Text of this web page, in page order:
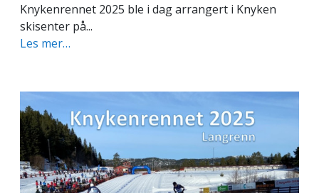
Knykenrennet 2025 ble i dag arrangert i Knyken
skisenter på...
Les mer…